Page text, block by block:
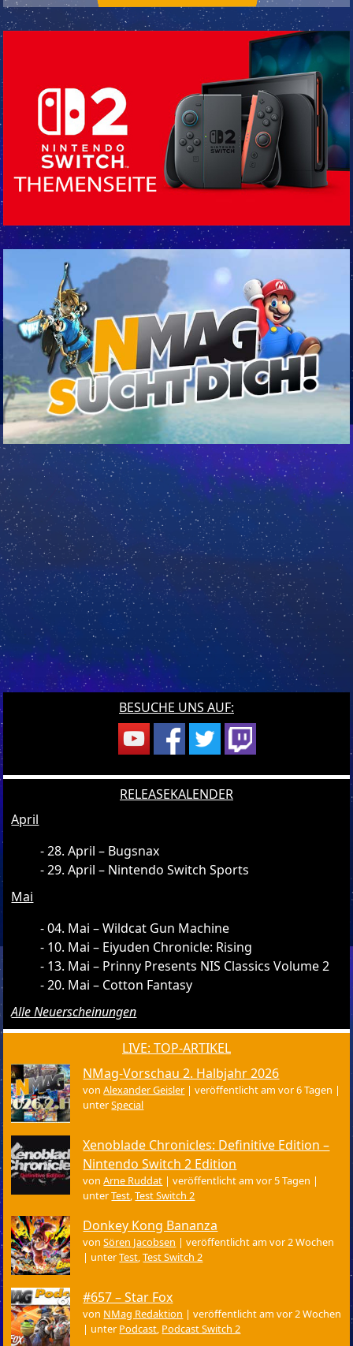
BESUCHE UNS AUF:
RELEASEKALENDER
April
28. April – Bugsnax
29. April – Nintendo Switch Sports
Mai
04. Mai – Wildcat Gun Machine
10. Mai – Eiyuden Chronicle: Rising
13. Mai – Prinny Presents NIS Classics Volume 2
20. Mai – Cotton Fantasy
Alle Neuerscheinungen
LIVE: TOP-ARTIKEL
NMag-Vorschau 2. Halbjahr 2026
vonAlexander Geisler |veröffentlicht am vor 6 Tagen |
unterSpecial
Xenoblade Chronicles: Definitive Edition –
Nintendo Switch 2 Edition
vonArne Ruddat |veröffentlicht am vor 5 Tagen |
unterTest,Test Switch 2
Donkey Kong Bananza
vonSören Jacobsen |veröffentlicht am vor 2 Wochen
| unterTest,Test Switch 2
#657 – Star Fox
von NMag Redaktion |veröffentlicht am vor 2 Wochen
| unter Podcast, Podcast Switch 2